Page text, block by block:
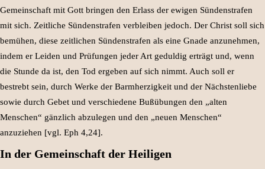
Gemeinschaft mit Gott bringen den Erlass der ewigen Sündenstrafen
mit sich. Zeitliche Sündenstrafen verbleiben jedoch. Der Christ soll sich
bemühen, diese zeitlichen Sündenstrafen als eine Gnade anzunehmen,
indem er Leiden und Prüfungen jeder Art geduldig erträgt und, wenn
die Stunde da ist, den Tod ergeben auf sich nimmt. Auch soll er
bestrebt sein, durch Werke der Barmherzigkeit und der Nächstenliebe
sowie durch Gebet und verschiedene Bußübungen den „alten
Menschen“ gänzlich abzulegen und den „neuen Menschen“
anzuziehen [vgl. Eph 4,24].
In der Gemeinschaft der Heiligen